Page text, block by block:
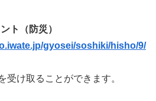
ト（防災）
gyosei/soshiki/hisho/9/
受け取ることができます。